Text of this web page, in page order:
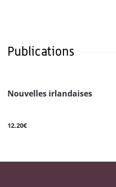
Publications
Nouvelles irlandaises
12.20€